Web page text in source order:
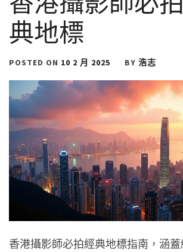
典地標
POSTED ON 10 2 月 2025 BY 浩志
香港攝影師必拍經典地標指南，涵